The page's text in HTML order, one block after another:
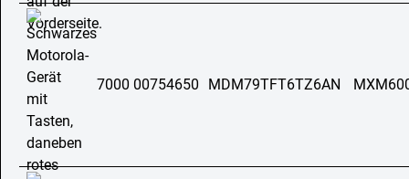
7000 00754650 MDM79TFT6TZ6AN